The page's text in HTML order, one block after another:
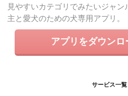
見やすいカテゴリでみたいジャ
主と愛犬のための犬専用アプリ。
アプリをダウンロ
サービス一覧